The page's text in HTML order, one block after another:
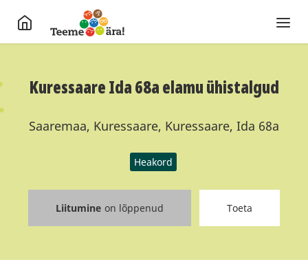
Kuressaare Ida 68a elamu ühistalgud
Saaremaa, Kuressaare, Kuressaare, Ida 68a
Heakord
Liitumine on lõppenud Toeta